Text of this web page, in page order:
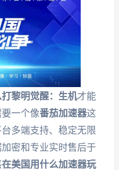
黎明觉醒：生机才能
一个像番茄加速器这
多端支持、稳定无限
密和专业实时售后于
在美国用什么加速器玩